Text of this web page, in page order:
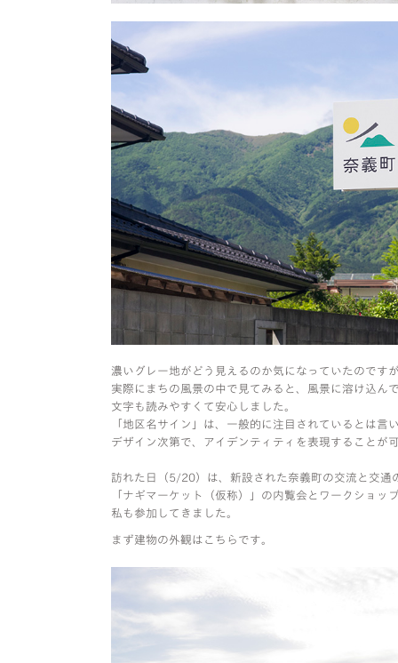
濃いグレー地がどう見えるのか気になっていたのです
実際にまちの風景の中で見てみると、風景に溶け込ん
文字も読みやすくて安心しました。
「地区名サイン」は、一般的に注目されているとは言
デザイン次第で、アイデンティティを表現することが
訪れた日（5/20）は、新設された奈義町の交流と交通
「ナギマーケット（仮称）」の内覧会とワークショッ
私も参加してきました。
まず建物の外観はこちらです。